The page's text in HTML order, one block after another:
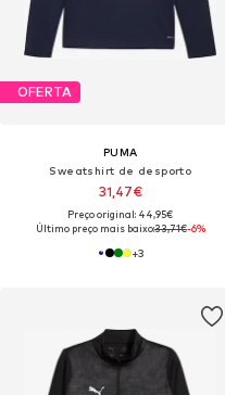
OFERTA
PUMA
Sweatshirt de desporto
31,47€
Preço original: 44,95€
Último preço mais baixo:33,71€-6%
+3